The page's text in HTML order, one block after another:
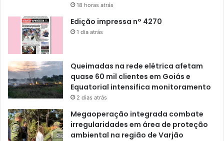
18 horas atrás
Edição impressa n° 4270
1 dia atrás
Queimadas na rede elétrica afetam
quase 60 mil clientes em Goiás e
Equatorial intensifica monitoramento
2 dias atrás
Megaoperação integrada combate
irregularidades em área de proteção
ambiental na região de Varjão